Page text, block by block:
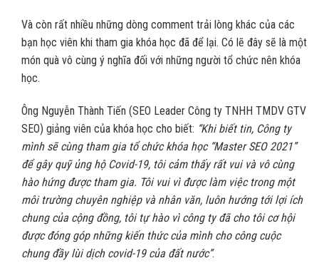
Và còn rất nhiều những dòng comment trải lòng khác của các
bạn học viên khi tham gia khóa học đã để lại. Có lẽ đây sẽ là một
món quà vô cùng ý nghĩa đối với những người tổ chức nên khóa
học.
Ông Nguyễn Thành Tiến (SEO Leader Công ty TNHH TMDV GTV
SEO) giảng viên của khóa học cho biết: “Khi biết tin, Công ty
mình sẽ cùng tham gia tổ chức khóa học “Master SEO 2021”
để gây quỹ ủng hộ Covid-19, tôi cảm thấy rất vui và vô cùng
hào hứng được tham gia. Tôi vui vì được làm việc trong một
môi trường chuyên nghiệp và nhân văn, luôn hướng tới lợi ích
chung của cộng đồng, tôi tự hào vì công ty đã cho tôi cơ hội
được đóng góp những kiến thức của mình cho công cuộc
chung đầy lùi dịch covid-19 của đất nước”.